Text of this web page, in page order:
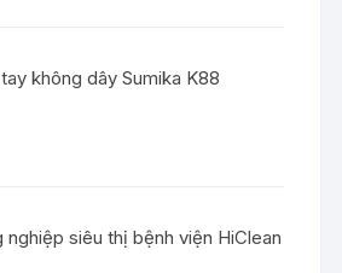
không dây Sumika K88
nghiệp siêu thị bệnh viện HiClean